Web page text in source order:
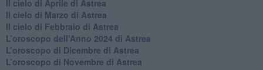
Il cielo di Aprile di Astrea
​Il cielo di Marzo di Astrea
​Il cielo di Febbraio di Astrea
​L’oroscopo dell’Anno 2024 di Astrea
​L’oroscopo di Dicembre di Astrea
​L’oroscopo di Novembre di Astrea